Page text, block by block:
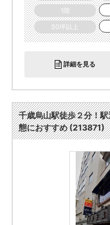
1階
50坪以上
詳細を見る
千歳烏山駅徒歩２分！
態におすすめ (213871)